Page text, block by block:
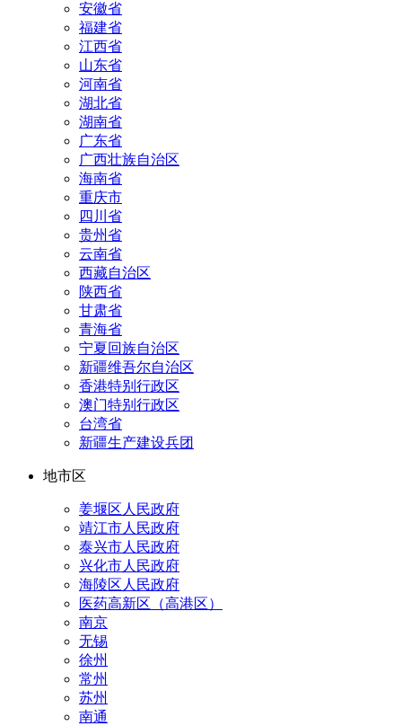
安徽省
福建省
江西省
山东省
河南省
湖北省
湖南省
广东省
广西壮族自治区
海南省
重庆市
四川省
贵州省
云南省
西藏自治区
陕西省
甘肃省
青海省
宁夏回族自治区
新疆维吾尔自治区
香港特别行政区
澳门特别行政区
台湾省
新疆生产建设兵团
地市区
姜堰区人民政府
靖江市人民政府
泰兴市人民政府
兴化市人民政府
海陵区人民政府
医药高新区（高港区）
南京
无锡
徐州
常州
苏州
南通